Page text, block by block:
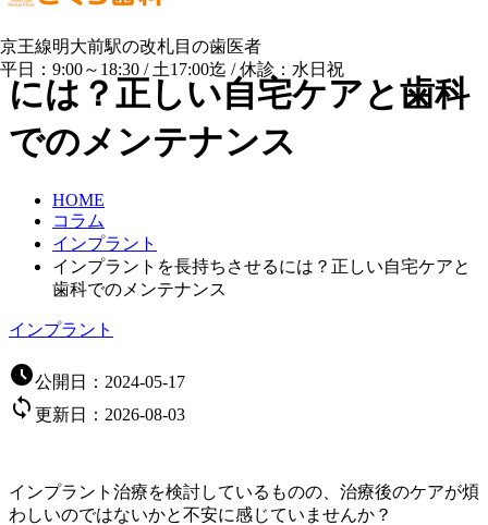
京王線明大前駅の改札目の歯医者
平日：9:00～18:30 / 土17:00迄 / 休診：水日祝
インプラントを長持ちさせる
には？正しい自宅ケアと歯科
でのメンテナンス
HOME
コラム
インプラント
インプラントを長持ちさせるには？正しい自宅ケアと
歯科でのメンテナンス
インプラント
公開日： 2024-05-17
 更新日： 2026-08-03
インプラント治療を検討しているものの、治療後のケアが煩
わしいのではないかと不安に感じていませんか？